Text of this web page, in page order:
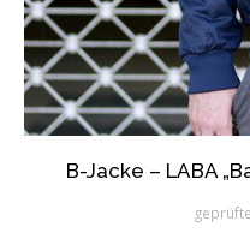
B-Jacke – LABA